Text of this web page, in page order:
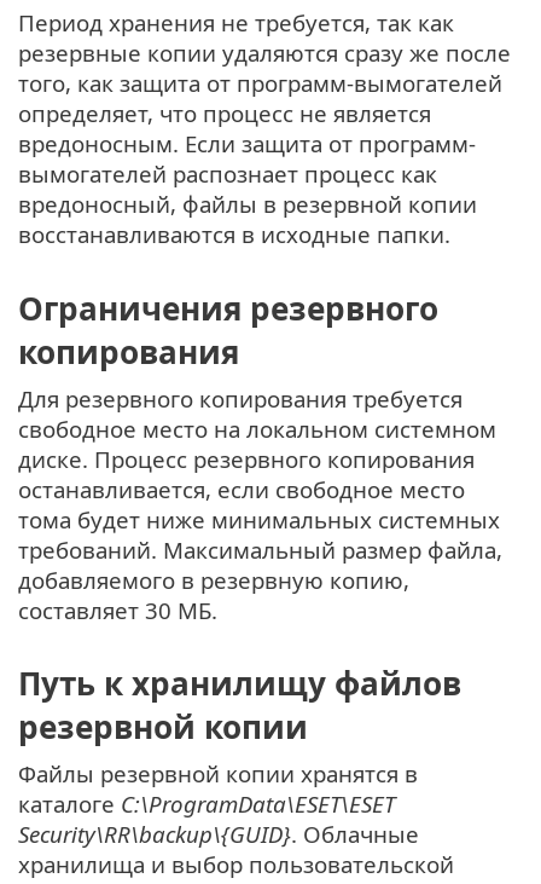
Период хранения не требуется, так как
резервные копии удаляются сразу же после
того, как защита от программ-вымогателей
определяет, что процесс не является
вредоносным. Если защита от программ-
вымогателей распознает процесс как
вредоносный, файлы в резервной копии
восстанавливаются в исходные папки.
Ограничения резервного
копирования
Для резервного копирования требуется
свободное место на локальном системном
диске. Процесс резервного копирования
останавливается, если свободное место
тома будет ниже минимальных системных
требований. Максимальный размер файла,
добавляемого в резервную копию,
составляет 30 МБ.
Путь к хранилищу файлов
резервной копии
Файлы резервной копии хранятся в
каталоге C:\ProgramData\ESET\ESET
Security\RR\backup\{GUID}. Облачные
хранилища и выбор пользовательской